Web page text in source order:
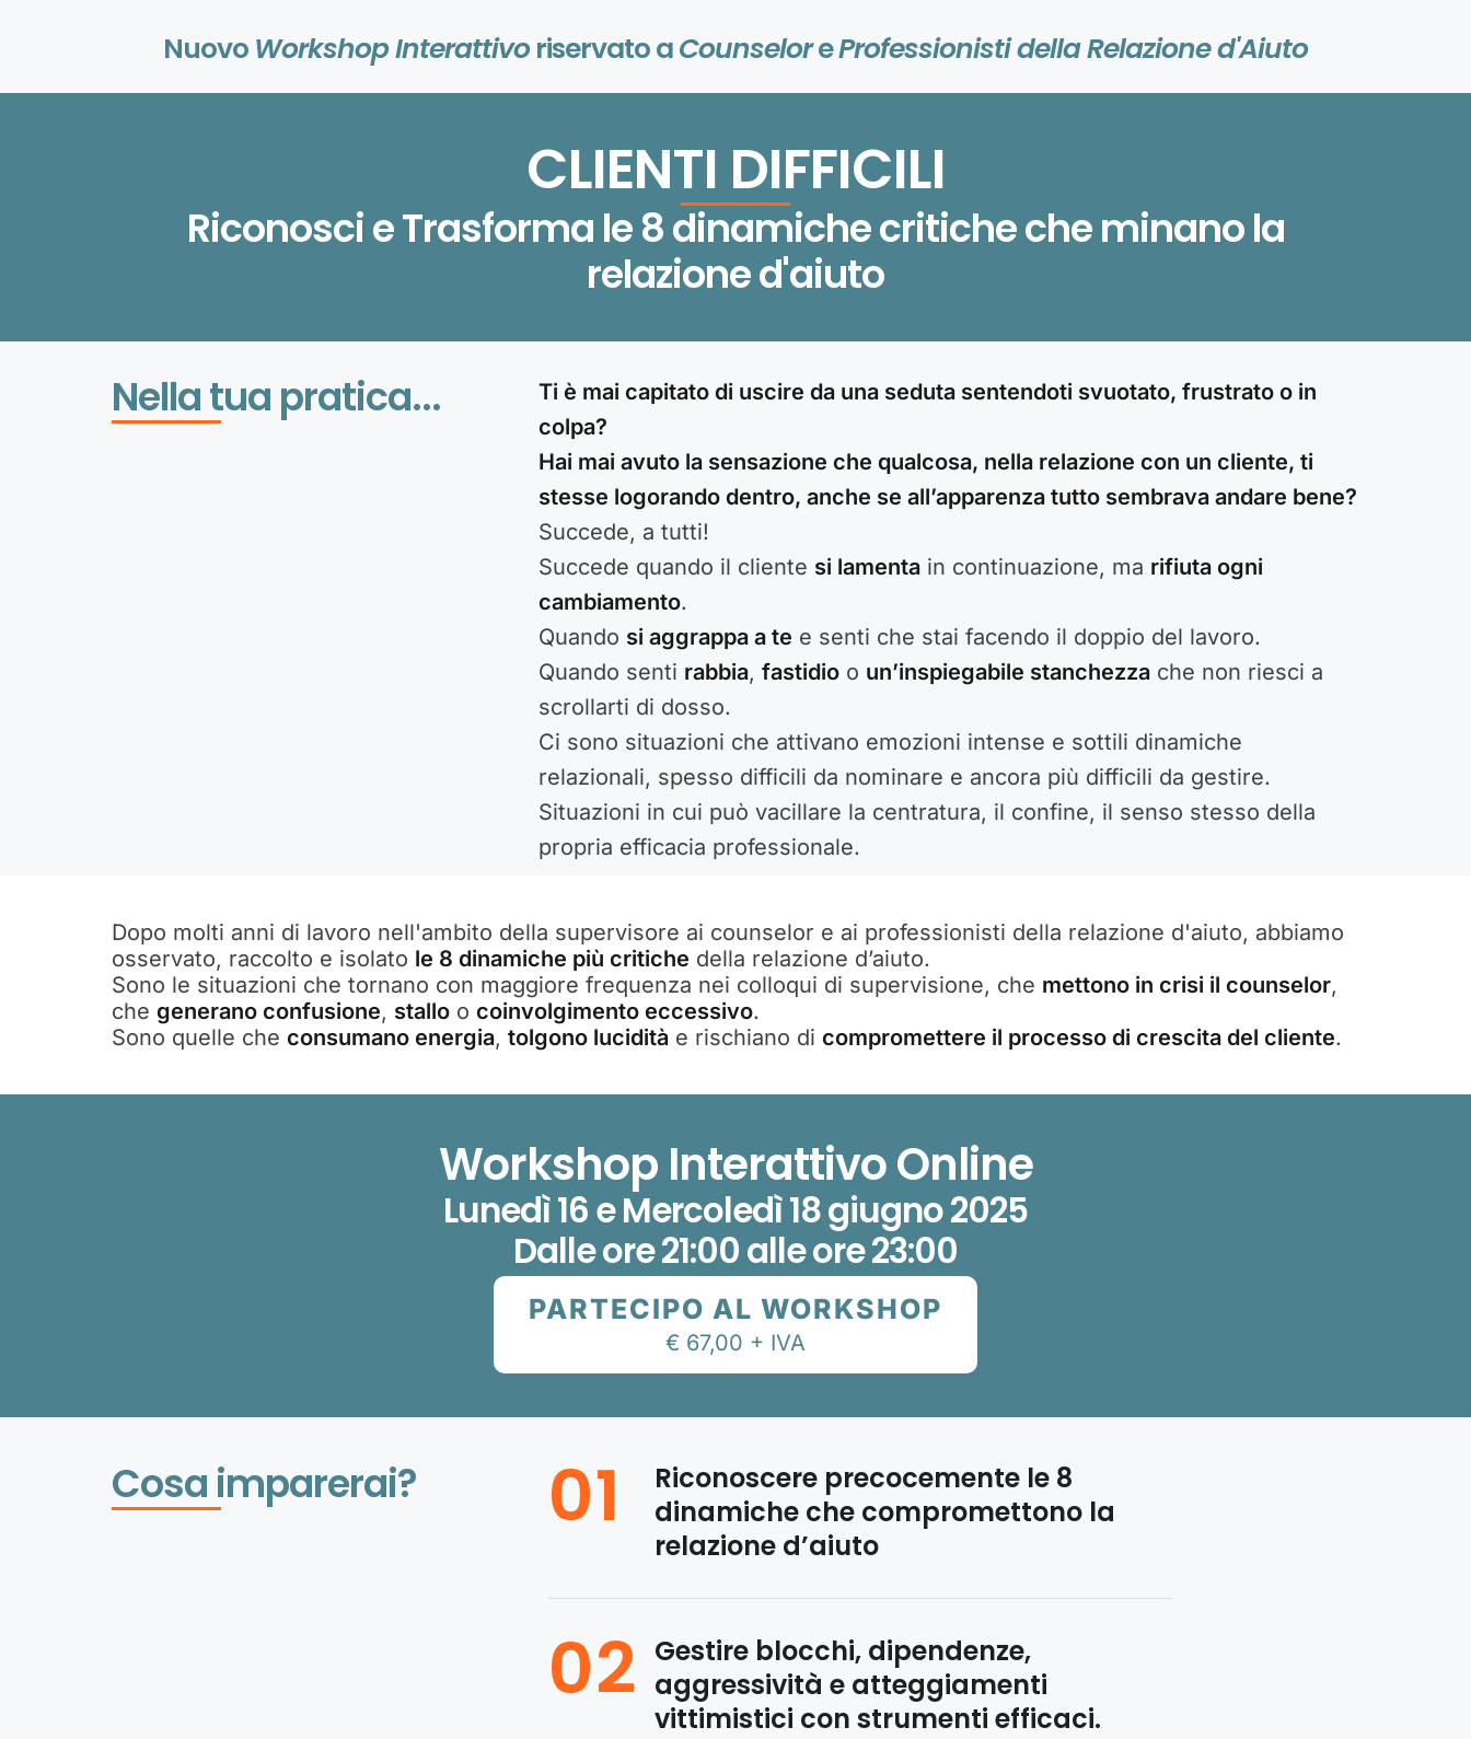
Nuovo Workshop Interattivo riservato aCounseloreProfessionisti della Relazione d'Aiuto
CLIENTI DIFFICILI
Riconosci e Trasforma le 8 dinamiche critiche che minano la
relazione d'aiuto
Nella tua pratica...
Ti è mai capitato di uscire da una seduta sentendoti svuotato, frustrato o in
colpa?
Hai mai avuto la sensazione che qualcosa, nella relazione con un cliente, ti
stesse logorando dentro, anche se all’apparenza tutto sembrava andare bene?
Succede, a tutti!
Succede quando il cliente si lamentain continuazione, ma rifiuta ogni
cambiamento.
Quando si aggrappa a te e senti che stai facendo il doppio del lavoro.
Quando senti rabbia, fastidioo un’inspiegabile stanchezzache non riesci a
scrollarti di dosso.
Ci sono situazioni che attivano emozioni intense e sottili dinamiche
relazionali, spesso difficili da nominare e ancora più difficili da gestire.
Situazioni in cui può vacillare la centratura, il confine, il senso stesso della
propria efficacia professionale.
Dopo molti anni di lavoro nell'ambito della supervisore ai counselor e ai professionisti della relazione d'aiuto, abbiamo
osservato, raccolto e isolato le 8 dinamiche più critiche della relazione d’aiuto.
Sono le situazioni che tornano con maggiore frequenza nei colloqui di supervisione, che mettono in crisi il counselor,
che generano confusione, stallo o coinvolgimento eccessivo.
Sono quelle che consumano energia, tolgono lucidità e rischiano di compromettere il processo di crescita del cliente.
Workshop Interattivo Online
Lunedì 16 e Mercoledì 18 giugno 2025
Dalle ore 21:00 alle ore 23:00
PARTECIPO AL WORKSHOP
€ 67,00 + IVA
Cosa imparerai? 01
Riconoscere precocemente le 8
dinamiche che compromettono la
relazione d’aiuto
02
Gestire blocchi, dipendenze,
aggressività e atteggiamenti
vittimistici con strumenti efficaci.
Sign in Sign up
Sign in
Remember me Lost your password?